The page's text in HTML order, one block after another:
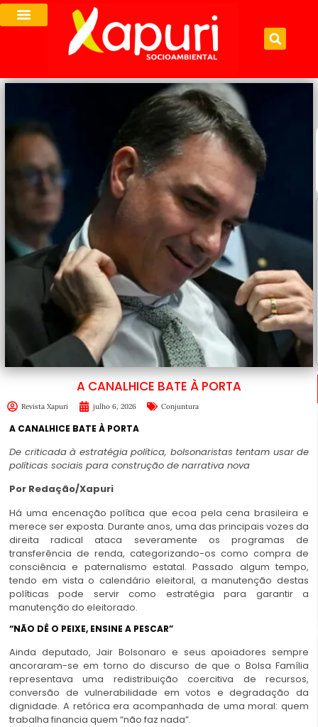
A CANALHICE BATE À PORTA
Revista Xapuri julho 6, 2026 Conjuntura
A CANALHICE BATE À PORTA
De criticada à estratégia política, bolsonaristas tentam usar de
políticas sociais para construção de narrativa nova
Por Redação/Xapuri
Há uma encenação política que ecoa pela cena brasileira e
merece ser exposta. Durante anos, uma das principais vozes da
direita radical ataca severamente os programas de
transferência de renda, categorizando-os como compra de
consciência e paternalismo estatal. Passado algum tempo,
tendo em vista o calendário eleitoral, a manutenção destas
políticas pode servir como estratégia para garantir a
manutenção do eleitorado.
“NÃO DÊ O PEIXE, ENSINE A PESCAR”
Ainda deputado, Jair Bolsonaro e seus apoiadores sempre
ancoraram-se em torno do discurso de que o Bolsa Família
representava uma redistribuição coercitiva de recursos,
conversão de vulnerabilidade em votos e degradação da
dignidade. A retórica era acompanhada de uma moral: quem
trabalha financia quem “não faz nada”.